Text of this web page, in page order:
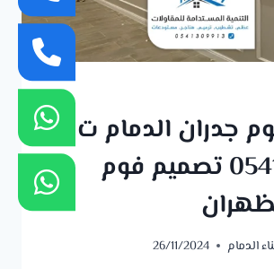
جدران الدمام ت:
0541309913 تصميم فوم
الدمام 26/11/2024